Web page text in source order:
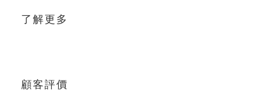
了解更多
顧客評價